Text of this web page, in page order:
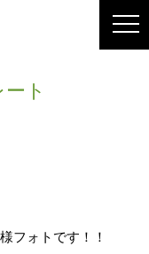
ト
フォトです！！